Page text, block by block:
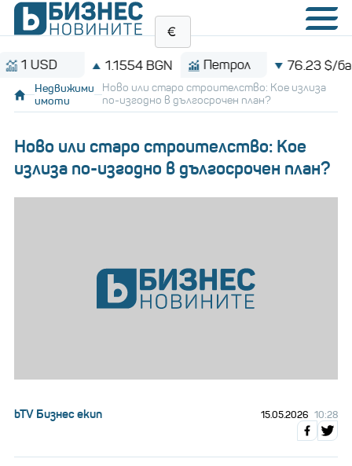
1.1554 BGN Петрол 76.23 $/барел
Недвижими
имоти
Ново или старо строителство: Кое излиза
по-изгодно в дългосрочен план?
Ново или старо строителство: Кое
излиза по-изгодно в дългосрочен план?
bTV Бизнес екип 15.05.2026 10:28